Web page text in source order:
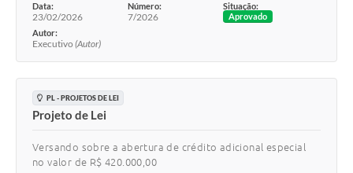
Data:
23/02/2026
Número:
7/2026
Situação:
Aprovado
Autor:
Executivo (Autor)
PL - PROJETOS DE LEI
Projeto de Lei
Versando sobre a abertura de crédito adicional especial
no valor de R$ 420.000,00